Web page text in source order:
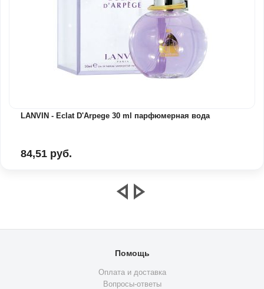
LANVIN - Eclat D'Arpege 30 ml парфюмерная вода
84,51 руб.
Помощь
Оплата и доставка
Вопросы-ответы